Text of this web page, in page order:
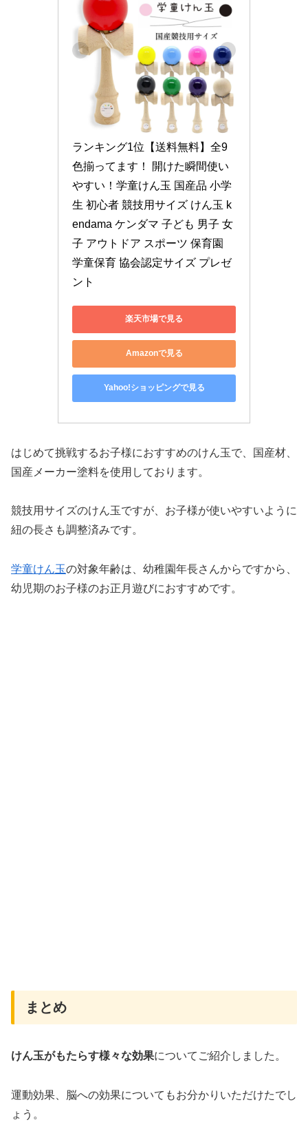
ランキング1位【送料無料】全9
色揃ってます！ 開けた瞬間使い
やすい！学童けん玉 国産品 小学
生 初心者 競技用サイズ けん玉 k
endama ケンダマ 子ども 男子 女
子 アウトドア スポーツ 保育園
学童保育 協会認定サイズ プレゼ
ント
楽天市場で見る
Amazonで見る
Yahoo!ショッピングで見る
はじめて挑戦するお子様におすすめのけん玉で、国産材、
国産メーカー塗料を使用しております。
競技用サイズのけん玉ですが、お子様が使いやすいように
紐の長さも調整済みです。
学童けん玉の対象年齢は、幼稚園年長さんからですから、
幼児期のお子様のお正月遊びにおすすめです。
まとめ
けん玉がもたらす様々な効果についてご紹介しました。
運動効果、脳への効果についてもお分かりいただけたでし
ょう。